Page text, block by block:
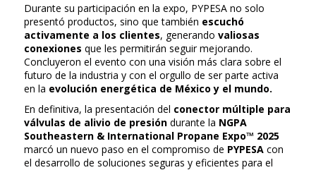
Durante su participación en la expo, PYPESA no solo
presentó productos, sino que también escuchó
activamente a los clientes, generando valiosas
conexiones que les permitirán seguir mejorando.
Concluyeron el evento con una visión más clara sobre el
futuro de la industria y con el orgullo de ser parte activa
en la evolución energética de México y el mundo.
En definitiva, la presentación del conector múltiple para
válvulas de alivio de presión durante la NGPA
Southeastern & International Propane Expo™ 2025
marcó un nuevo paso en el compromiso de PYPESA con
el desarrollo de soluciones seguras y eficientes para el